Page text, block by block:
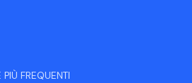
FREQUENTI